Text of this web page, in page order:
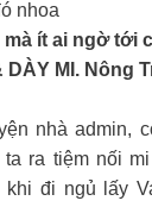
nhoa
ít ai ngờ tới
DÀY MI. Nông
nhà admin,
ta ra tiệm nối
đi ngủ lấy